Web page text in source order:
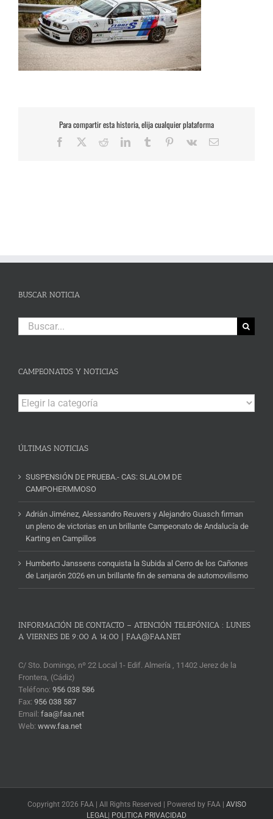
Para compartir esta historia, elija cualquier plataforma
Facebook RedditLinkedInTumblr Pinterest
Vk
Correo
BUSCAR NOTICIA
Buscar:
CAMPEONATOS Y NOTICIAS
Campeonatos
y
ÚLTIMAS NOTICIAS
SUSPENSIÓN DE PRUEBA.- CAS: SLALOM DE
CAMPOHERMMOSO
Adrián Jiménez, Alessandro Reuvers y Alejandro Guasch firman
un pleno de victorias en un brillante Campeonato de Andalucía de
Karting en Campillos
Humberto Janssens conquista la Subida al Cerro de los Cañones
de Lanjarón 2026 en un brillante fin de semana de automovilismo
INFORMACIÓN DE CONTACTO – ATENCIÓN TELEFÓNICA : LUNES
A VIERNES DE 9:00 A 14:00 | FAA@FAA.NET
C/ Sto. Domingo, nº 22 Local 1- Edif. Almería , 11402 Jerez de la
Frontera, (Cádiz)
Teléfono: 956 038 586
Fax: 956 038 587
Email: faa@faa.net
Web: www.faa.net
Copyright 2026 FAA | All Rights Reserved | Powered by FAA | AVISO
LEGAL | POLITICA PRIVACIDAD